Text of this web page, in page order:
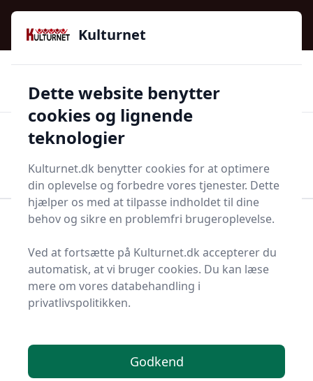
Kulturnet - Alt Det Gode I Livet | Din Kulturguide Siden
2016
97 kategorier 👍Kun godkendte butikker
Start søgning
Bolig og indretning
Køkken og spisestue
Bedste rørepinde 2025 -
sammenlign 7
Leder du efter de bedste rørepinde? På Kulturnet har
Kulturnet
Dette website benytter
cookies og lignende
teknologier
Kulturnet.dk benytter cookies for at optimere
din oplevelse og forbedre vores tjenester. Dette
hjælper os med at tilpasse indholdet til dine
behov og sikre en problemfri brugeroplevelse.
Ved at fortsætte på Kulturnet.dk accepterer du
automatisk, at vi bruger cookies. Du kan læse
mere om vores databehandling i
privatlivspolitikken.
Godkend